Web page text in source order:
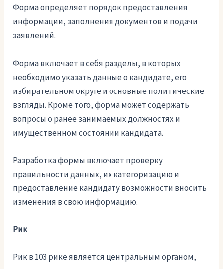
Форма определяет порядок предоставления
информации, заполнения документов и подачи
заявлений.
Форма включает в себя разделы, в которых
необходимо указать данные о кандидате, его
избирательном округе и основные политические
взгляды. Кроме того, форма может содержать
вопросы о ранее занимаемых должностях и
имущественном состоянии кандидата.
Разработка формы включает проверку
правильности данных, их категоризацию и
предоставление кандидату возможности вносить
изменения в свою информацию.
Рик
Рик в 103 рике является центральным органом,